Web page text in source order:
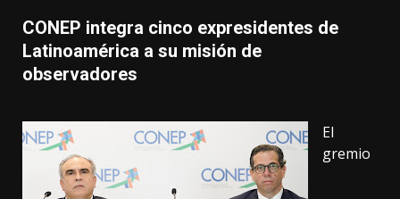
CONEP integra cinco expresidentes de
Latinoamérica a su misión de
observadores
El
gremio